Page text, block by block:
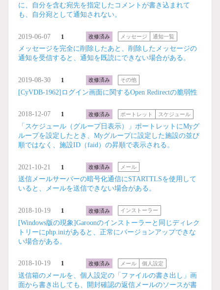
に、自分を含む宛先を指定したコメントが書き込まれて
も、自分宛として通知されない。
2019-06-07 1 改修済み メッセージ 通知一覧
メッセージを完全に削除したあと、削除したメッセージの
通知を受信すると、通知を既読にできない場合がある。
2019-08-30 1 改修済み その他
[CyVDB-1962]ログイン画面に関するOpen Redirectの脆弱性
2018-12-07 1 改修済み ポートレット スケジュール
「スケジュール（グループ日表示）」ポートレットにMyグ
ループを設定したとき、Myグループに設定した施設の並び
順ではなく、施設ID（faid）の昇順で表示される。
2021-10-21 1 改修済み メール
送信メールサーバーの暗号化通信にSTARTTLSを使用して
いると、メールを送信できない場合がある。
2018-10-19 1 改修済み インストーラー
[Windows版の現象]Garoonのインストーラーと同じディレク
トリーにphp.iniがあると、正常にバージョンアップできな
い場合がある。
2018-10-19 1 改修済み メール 個人設定
送信箱のメールを、個人設定の「ファイルの書き出し」画
面から書き出しても、開封確認の返信メールのソースが書